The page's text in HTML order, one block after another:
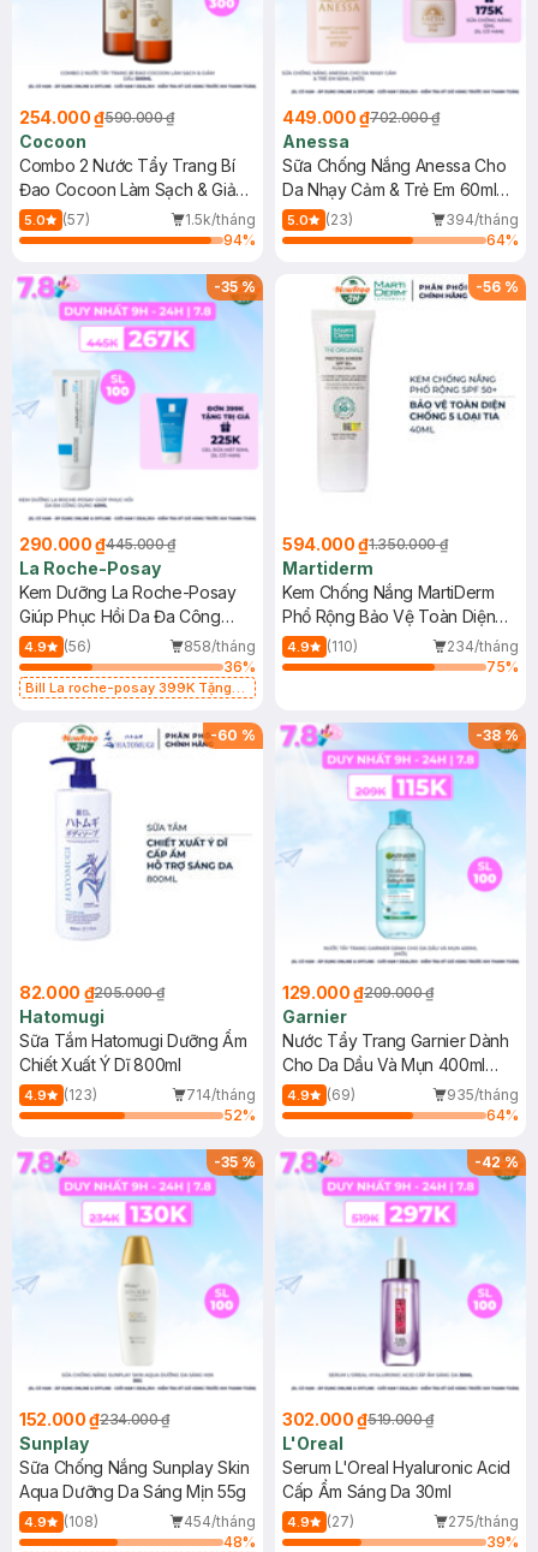
254.000 ₫590.000 ₫
Cocoon
Combo 2 Nước Tẩy Trang Bí
Đao Cocoon Làm Sạch & Giảm
Dầu 500ml
5.0 (57)
1.5k/tháng
94%
449.000 ₫702.000 ₫
Anessa
Sữa Chống Nắng Anessa Cho
Da Nhạy Cảm & Trẻ Em 60ml
(Mới)
5.0 (23)
394/tháng
64%
-35%
290.000 ₫445.000 ₫
La Roche-Posay
Kem Dưỡng La Roche-Posay
Giúp Phục Hồi Da Đa Công
Dụng 40ml
4.9 (56)
858/tháng
36%
Bill La roche-posay 399K Tặng
(SL có hạn)
-56 %
594.000 ₫1.350.000 ₫
Martiderm
Kem Chống Nắng MartiDerm
Phổ Rộng Bảo Vệ Toàn Diện
40ml
4.9 (110)
234/tháng
75%
-60 %
82.000 ₫205.000 ₫
Hatomugi
Sữa Tắm Hatomugi Dưỡng Ẩm
Chiết Xuất Ý Dĩ 800ml
4.9 (123)
714/tháng
52%
-38%
129.000 ₫209.000 ₫
Garnier
Nước Tẩy Trang Garnier Dành
Cho Da Dầu Và Mụn 400ml
(Mới)
4.9 (69)
935/tháng
64%
-35%
152.000 ₫234.000 ₫
Sunplay
Sữa Chống Nắng Sunplay Skin
Aqua Dưỡng Da Sáng Mịn 55g
4.9 (108)
454/tháng
48%
-42%
302.000 ₫519.000 ₫
L'Oreal
Serum L'Oreal Hyaluronic Acid
Cấp Ẩm Sáng Da 30ml
4.9 (27)
275/tháng
39%